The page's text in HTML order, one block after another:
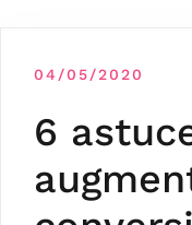
04/05/2020
6